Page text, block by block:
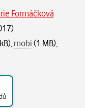
Formáčková
)
mobi(1 MB),